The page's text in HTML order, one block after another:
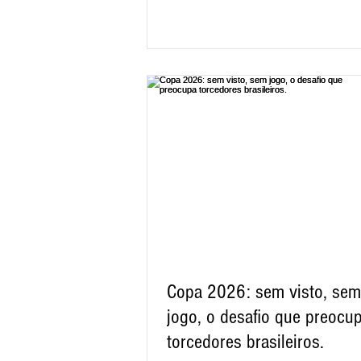
Copa 2026: sem visto, sem
jogo, o desafio que
torcedores brasileiros.